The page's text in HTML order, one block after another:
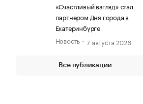
«Счастливый взгляд» стал
партнером Дня города в
Екатеринбурге
Новость
7 августа 2026
Все публикации